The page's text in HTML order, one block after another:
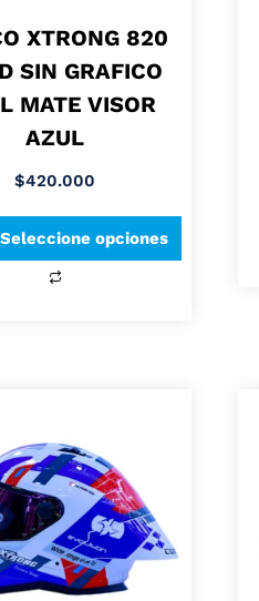
XTRONG 820
SIN GRAFICO
MATE VISOR
AZUL
$420.000
Seleccione opciones